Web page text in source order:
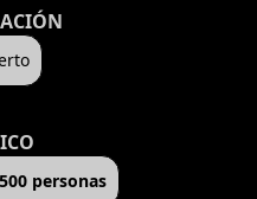
personas